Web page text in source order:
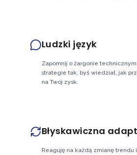
Ludzki język
Zapomnij o żargonie
strategie tak, byś wiedział, jak
na Twój zysk.
Błyskawiczna
Reaguję na każdą zmianę trendu